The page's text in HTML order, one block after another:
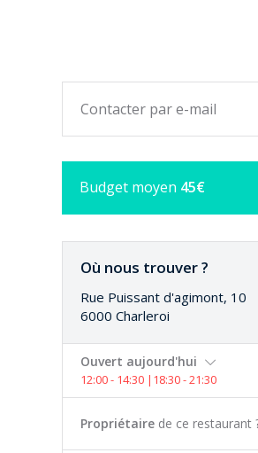
Contacter par e-mail
Budget moyen 45€
Où nous trouver ?
Rue Puissant d'agimont, 10
6000 Charleroi
Ouvert aujourd'hui
12:00 - 14:30 |18:30 - 21:30
Propriétaire de ce restaurant
Un restaurant à
que l'on ne sera jamais déçu.
frais, dessert à...
Maryline